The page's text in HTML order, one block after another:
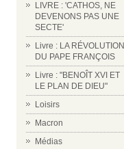
LIVRE : 'CATHOS, NE
DEVENONS PAS UNE
SECTE'
Livre : LA RÉVOLUTION
DU PAPE FRANÇOIS
Livre : "BENOÎT XVI ET
LE PLAN DE DIEU"
Loisirs
Macron
Médias